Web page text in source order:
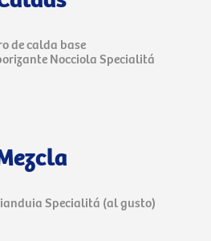
de calda base
Nocciola Specialitá
Specialitá (al gusto)